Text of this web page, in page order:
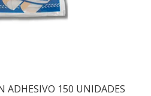
ADHESIVO 150 UNIDADES